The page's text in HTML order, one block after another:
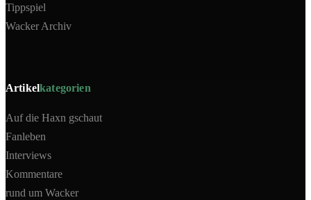
Tippspiel
Wacker Archiv
Artikelkategorien
Auf die Haxn gschaut
Fanleben
Interviews
Kommentare
rund um Wacker